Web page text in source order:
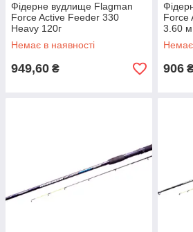
Фідерне вудлище Flagman
Force Active Feeder 330
Heavy 120г
Немає в наявності
949,60 ₴
Force
3.60 м
Немає
906